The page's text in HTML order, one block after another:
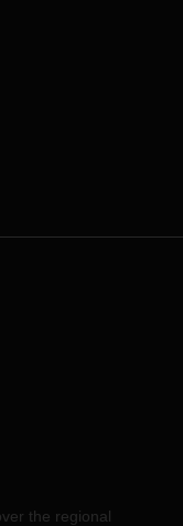
the regional